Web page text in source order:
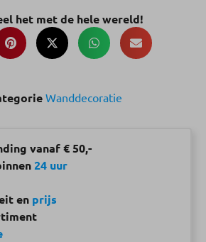
het met de hele wereld!
Wanddecoratie
vanaf € 50,-
24 uur
en prijs